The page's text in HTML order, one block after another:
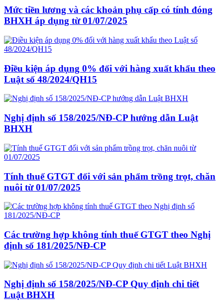
Mức tiền lương và các khoản phụ cấp có tính đóng
BHXH áp dụng từ 01/07/2025
Điều kiện áp dụng 0% đối với hàng xuất khẩu theo
Luật số 48/2024/QH15
Nghị định số 158/2025/NĐ-CP hướng dẫn Luật
BHXH
Tính thuế GTGT đối với sản phẩm trồng trọt, chăn
nuôi từ 01/07/2025
Các trường hợp không tính thuế GTGT theo Nghị
định số 181/2025/NĐ-CP
Nghị định số 158/2025/NĐ-CP Quy định chi tiết
Luật BHXH